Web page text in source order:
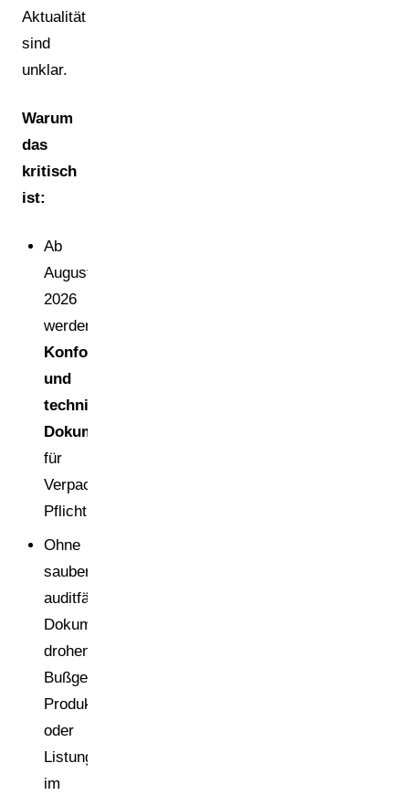
Aktualität
sind
unklar.
Warum
das
kritisch
ist:
Ab
August
2026
werden
Konformitätserklärung
und
technische
Dokumentation
für
Verpackungen
Pflicht.
Ohne
saubere,
auditfähige
Dokumentation
drohen
Bußgelder,
Produktrückrufe
oder
Listungsprobleme
im